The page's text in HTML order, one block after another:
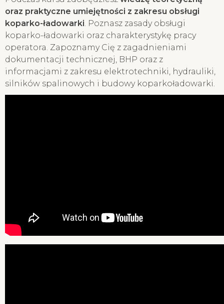
oraz praktyczne umiejętności z zakresu obsługi
koparko-ładowarki. Poznasz zasady obsługi
koparko-ładowarki oraz charakterystykę pracy
operatora. Zapoznamy Cię z zagadnieniami
dokumentacji technicznej, BHP oraz z
informacjami z zakresu elektrotechniki, hydrauliki,
silników spalinowych i budowy koparkoładowarki.